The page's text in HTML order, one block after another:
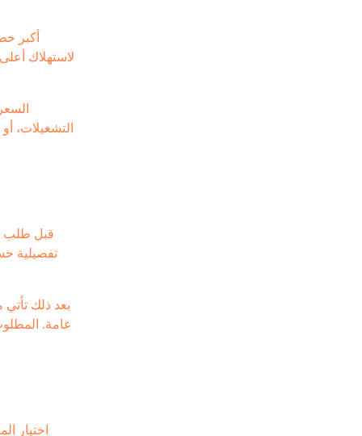
أكبر
لاستهلاك
التشغيلات،
قبل طلب
تفصيلية
بعد ذلك
عامة.
اختيار